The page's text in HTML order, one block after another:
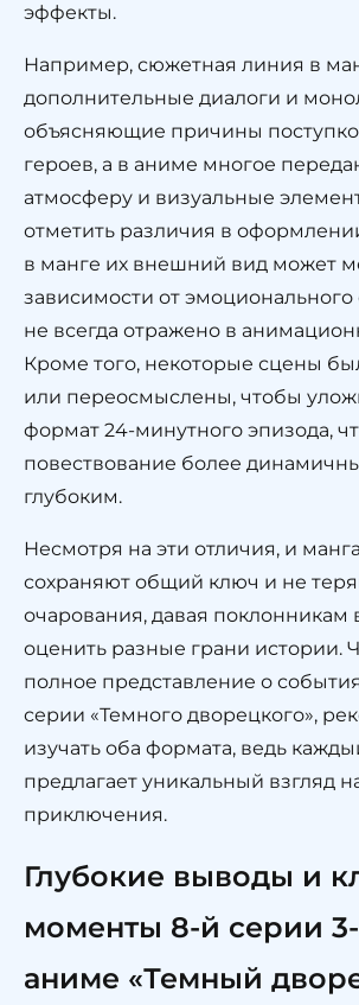
эффекты.
Например, сюжетная линия в
дополнительные диалоги и
объясняющие причины
героев, а в аниме многое
атмосферу и визуальные
отметить различия в
в манге их внешний вид может
зависимости от эмоционального
не всегда отражено в
Кроме того, некоторые сцены
или переосмыслены, чтобы
формат 24-минутного эпизода,
повествование более
глубоким.
Несмотря на эти отличия, и
сохраняют общий ключ и не
очарования, давая поклонникам
оценить разные грани истории.
полное представление о
серии «Темного дворецкого»,
изучать оба формата, ведь
предлагает уникальный взгляд
приключения.
Глубокие выводы и
моменты 8-й серии 3-
аниме «Темный